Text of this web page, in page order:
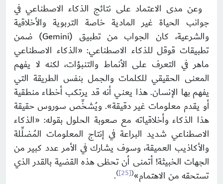
وعن مدى الاعتماد على نتائج الذكاء الاصطناعي في
جوانب الحياة غير المادية خاصة التربوية والأخلاقية
والشرعية، كان الجواب من تطبيق (Gemini) ضمن
تطبيقات قوقل للذكاء الاصطناعي: «الذكاء الاصطناعي
ماهر في التعرف على الأنماط والتنبؤات، لكنه لا يفهم
المعنى الحقيقي للكلمات والجمل بنفس الطريقة التي
يفهم بها الإنسان. هذا يعني أنه قد يرتكب أخطاء منطقية
أو يقدم معلومات غير دقيقة». ويُشخِّص سوروس حقيقة
هذا الذكاء وأخلاقياته مع صعوبة الحلول بقوله: «الذكاء
الاصطناعي شديد البراعة في إنتاج المعلومات المُضلِّلة
والأكاذيب العميقة، وسوف يشارك في الأمر عدد كبير من
الجهات الخبيثة! أتمنى أن تحظى هذه القضية بالقدر الذي
تستحقه من الاهتمام»(
[25]
)
.